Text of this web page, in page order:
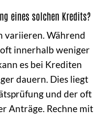
eines solchen Kredits?
variieren. Während
innerhalb weniger
es bei Krediten
dauern. Dies liegt
und der oft
Anträge. Rechne mit